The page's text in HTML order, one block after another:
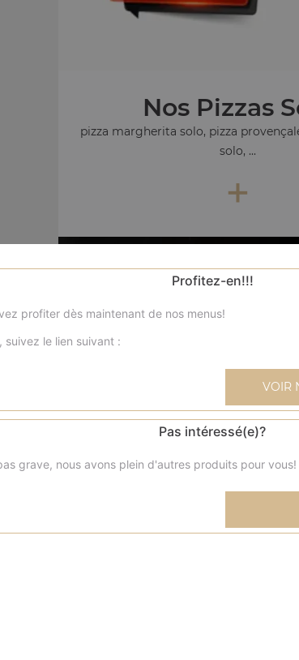
Nos Pizzas
pizza margherita solo, pizza
solo, ...
+
Nos Grandes
grande pizza margherita, grande pizza
+
Profitez-en!!!
profiter dès maintenant de nos menus!
suivez le lien suivant :
VOIR
Pas intéressé(e)?
grave, nous avons plein d'autres produits pour vous!